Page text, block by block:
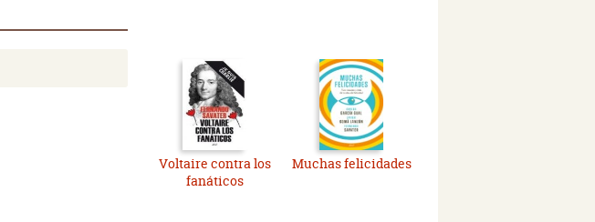
Voltaire contra los
fanáticos
Muchas felicidades